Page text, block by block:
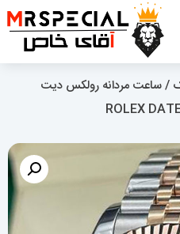
/ ساعت مردانه رولکس دیت